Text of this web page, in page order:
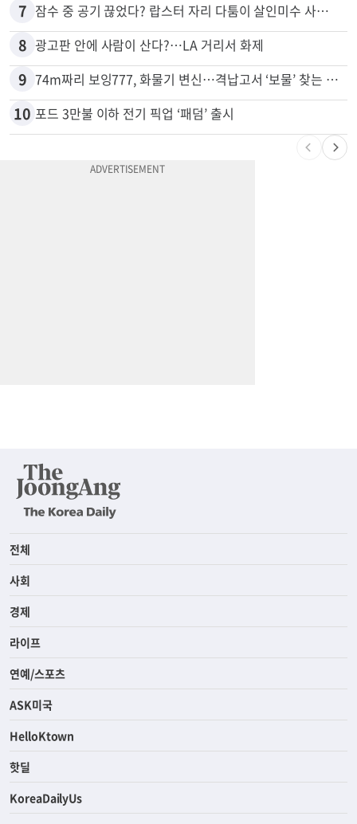
6 드라이브스루서 시작된 총격…인앤아웃 참사 영상 공개
7
8 광고판 안에 사람이 산다?…LA 거리서 화제
9
전체
사회
경제
라이프
연예/스포츠
ASK미국
HelloKtown
핫딜